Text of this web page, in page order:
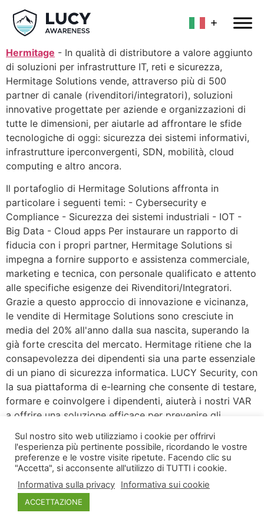
Hermitage - In qualità di distributore a valore aggiunto
di soluzioni per infrastrutture IT, reti e sicurezza,
Hermitage Solutions vende, attraverso più di 500
partner di canale (rivenditori/integratori), soluzioni
innovative progettate per aziende e organizzazioni di
tutte le dimensioni, per aiutarle ad affrontare le sfide
tecnologiche di oggi: sicurezza dei sistemi informativi,
infrastrutture iperconvergenti, SDN, mobilità, cloud
computing e altro ancora.
Il portafoglio di Hermitage Solutions affronta in
particolare i seguenti temi: - Cybersecurity e
Compliance - Sicurezza dei sistemi industriali - IOT -
Big Data - Cloud apps Per instaurare un rapporto di
fiducia con i propri partner, Hermitage Solutions si
impegna a fornire supporto e assistenza commerciale,
marketing e tecnica, con personale qualificato e attento
alle specifiche esigenze dei Rivenditori/Integratori.
Grazie a questo approccio di innovazione e vicinanza,
le vendite di Hermitage Solutions sono cresciute in
media del 20% all'anno dalla sua nascita, superando la
già forte crescita del mercato. Hermitage ritiene che la
consapevolezza dei dipendenti sia una parte essenziale
di un piano di sicurezza informatica. LUCY Security, con
la sua piattaforma di e-learning che consente di testare,
formare e coinvolgere i dipendenti, aiuterà i nostri VAR
a offrire una soluzione efficace per prevenire gli
Sul nostro sito web utilizziamo i cookie per offrirvi
l'esperienza più pertinente possibile, ricordando le vostre
preferenze e le vostre visite ripetute. Facendo clic su
"Accetta", si acconsente all'utilizzo di TUTTI i cookie.
Informativa sulla privacy
Informativa sui cookie
ACCETTAZIONE